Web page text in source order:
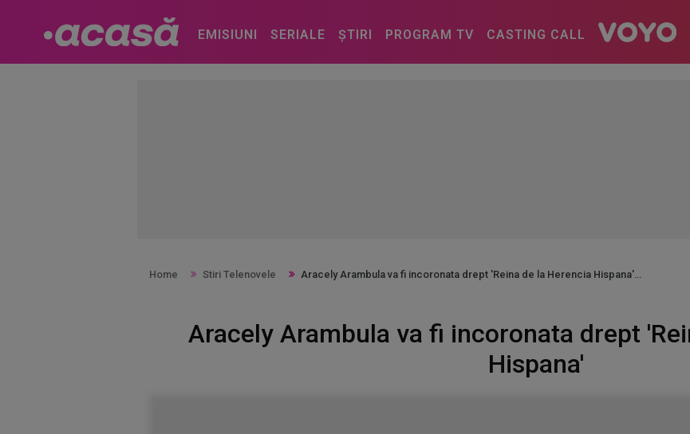
EMISIUNI SERIALE ȘTIRI PROGRAM TV CASTING CALL
Home Stiri Telenovele Aracely Arambula va fi incoronata drept 'Reina de la Herencia Hispana'
Aracely Arambula va fi incoronata drept
Hispana'